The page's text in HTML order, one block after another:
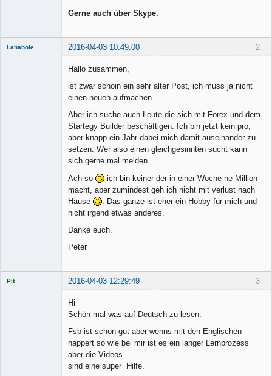
Gerne auch über Skype.
2
Lahabole 2016-04-03 10:49:00
Hallo zusammen,
ist zwar schoin ein sehr alter Post, ich muss ja nicht
einen neuen aufmachen.
Aber ich suche auch Leute die sich mit Forex und dem
Startegy Builder beschäftigen. Ich bin jetzt kein pro,
aber knapp ein Jahr dabei mich damit auseinander zu
setzen. Wer also einen gleichgesinnten sucht kann
sich gerne mal melden.
Ach so
ich bin keiner der in einer Woche ne Million
macht, aber zumindest geh ich nicht mit verlust nach
Hause
. Das ganze ist eher ein Hobby für mich und
nicht irgend etwas anderes.
Danke euch.
Peter
3
Pit 2016-04-03 12:29:49
Hi
Schön mal was auf Deutsch zu lesen.
Fsb ist schon gut aber wenns mit den Englischen
happert so wie bei mir ist es ein langer Lernprozess
aber die Videos
sind eine super Hilfe.